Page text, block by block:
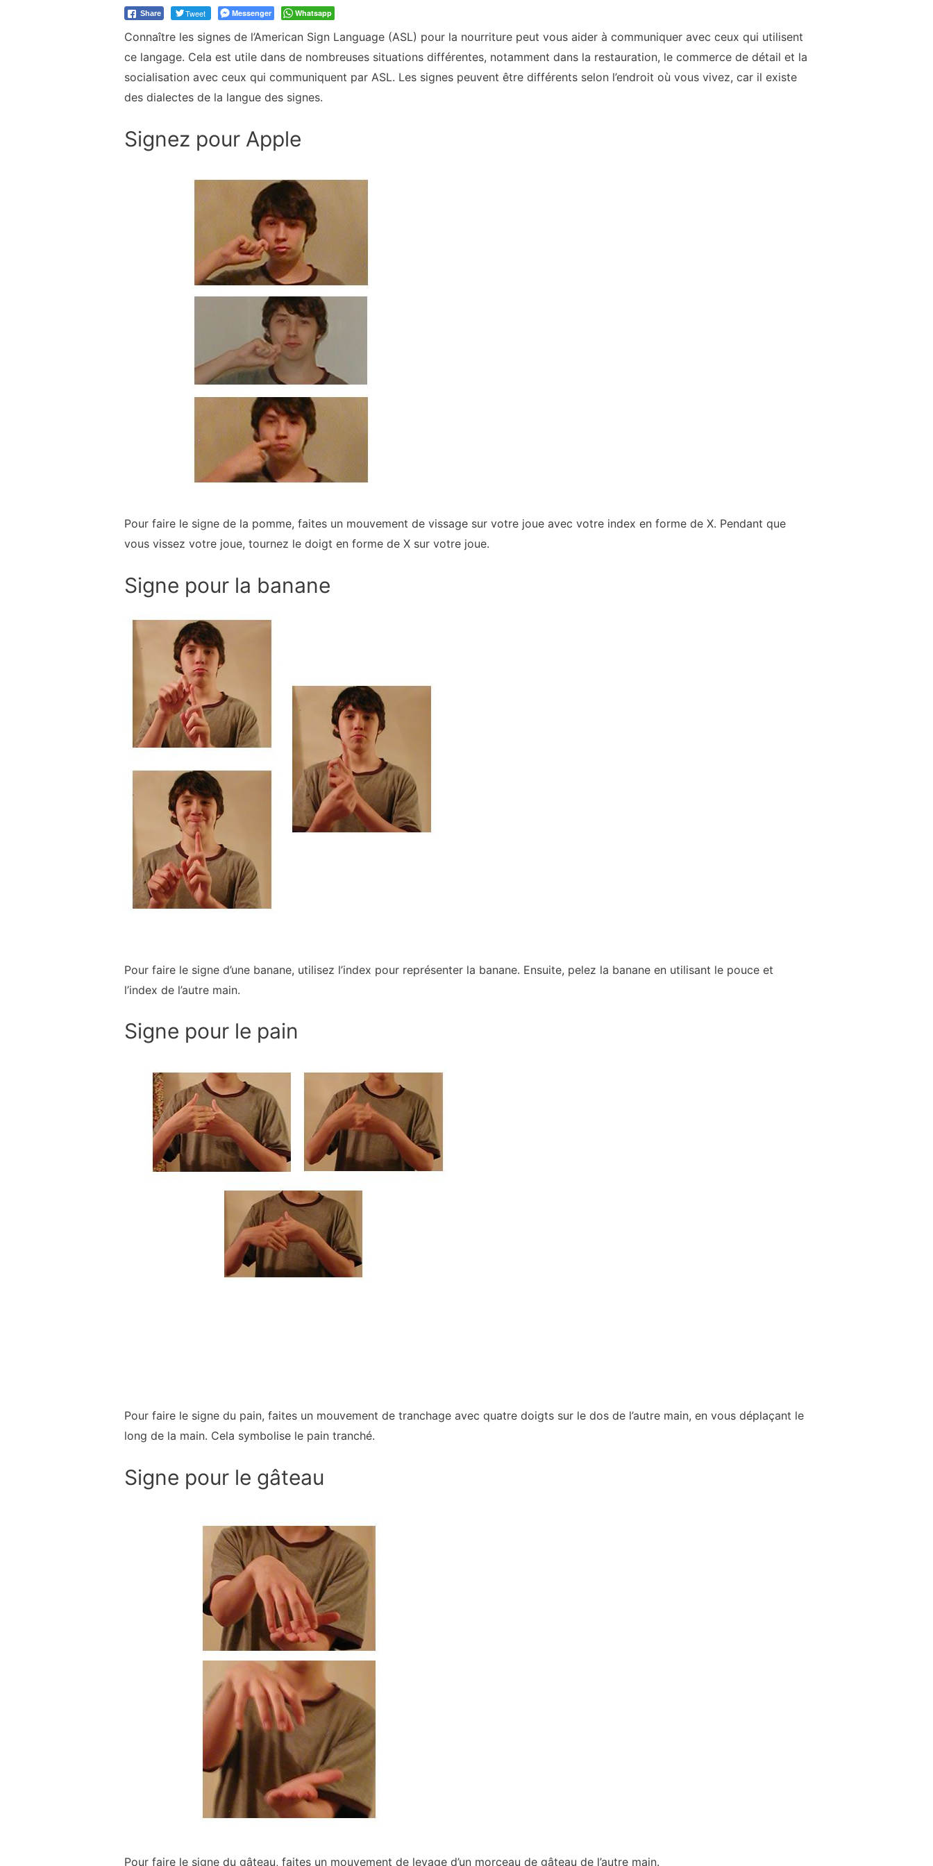
Share Tweet Messenger Whatsapp
Connaître les signes de l’American Sign Language (ASL) pour la nourriture peut vous aider à communiquer avec ceux qui utilisent
ce langage. Cela est utile dans de nombreuses situations différentes, notamment dans la restauration, le commerce de détail et la
socialisation avec ceux qui communiquent par ASL. Les signes peuvent être différents selon l’endroit où vous vivez, car il existe
des dialectes de la langue des signes.
Signez pour Apple
Pour faire le signe de la pomme, faites un mouvement de vissage sur votre joue avec votre index en forme de X. Pendant que
vous vissez votre joue, tournez le doigt en forme de X sur votre joue.
Signe pour la banane
Pour faire le signe d’une banane, utilisez l’index pour représenter la banane. Ensuite, pelez la banane en utilisant le pouce et
l’index de l’autre main.
Signe pour le pain
Pour faire le signe du pain, faites un mouvement de tranchage avec quatre doigts sur le dos de l’autre main, en vous déplaçant le
long de la main. Cela symbolise le pain tranché.
Signe pour le gâteau
Pour faire le signe du gâteau, faites un mouvement de levage d’un morceau de gâteau de l’autre main.